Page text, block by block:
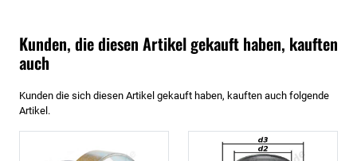
Kunden, die diesen Artikel gekauft haben, kauften
auch
Kunden die sich diesen Artikel gekauft haben, kauften auch folgende
Artikel.